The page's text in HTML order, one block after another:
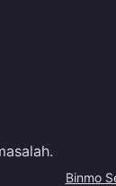
Binmo